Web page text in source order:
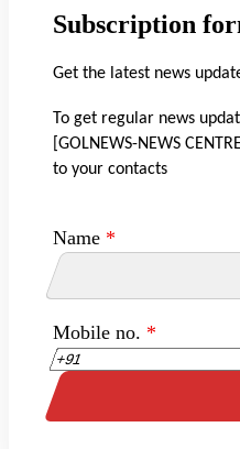
Subscription
Get the latest news
To get regular news
[GOLNEWS-NEWS
to your contacts
Name *
Mobile no. *